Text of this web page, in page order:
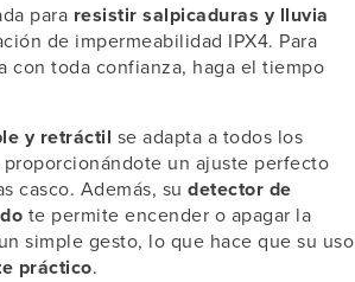
para resistir salpicaduras y lluvia
de impermeabilidad IPX4. Para
con toda confianza, haga el tiempo
y retráctil se adapta a todos los
un ajuste perfecto
casco. Además, su detector de
te permite encender o apagar la
simple gesto, lo que hace que su uso
práctico.